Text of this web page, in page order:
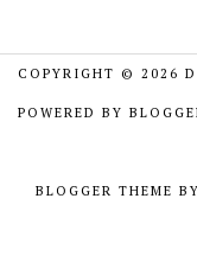
COPYRIGHT © 2026
POWERED BY
BLOGGER THEME BY